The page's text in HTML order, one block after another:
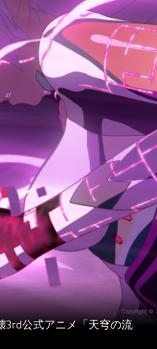
3rd公式アニメ「天穹の流